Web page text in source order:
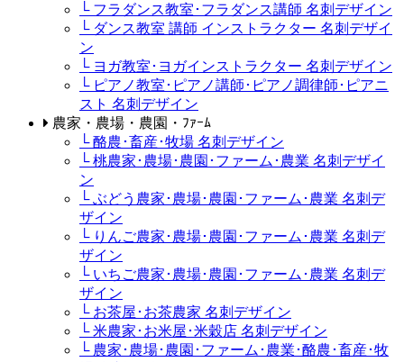
└ フラダンス教室･フラダンス講師 名刺デザイン
└ ダンス教室 講師 インストラクター 名刺デザイ
ン
└ ヨガ教室･ヨガインストラクター 名刺デザイン
└ ピアノ教室･ピアノ講師･ピアノ調律師･ピアニ
スト 名刺デザイン
農家・農場・農園・ﾌｧｰﾑ
└ 酪農･畜産･牧場 名刺デザイン
└ 桃農家･農場･農園･ファーム･農業 名刺デザイ
ン
└ ぶどう農家･農場･農園･ファーム･農業 名刺デ
ザイン
└ りんご農家･農場･農園･ファーム･農業 名刺デ
ザイン
└ いちご農家･農場･農園･ファーム･農業 名刺デ
ザイン
└ お茶屋･お茶農家 名刺デザイン
└ 米農家･お米屋･米穀店 名刺デザイン
└ 農家･農場･農園･ファーム･農業･酪農･畜産･牧